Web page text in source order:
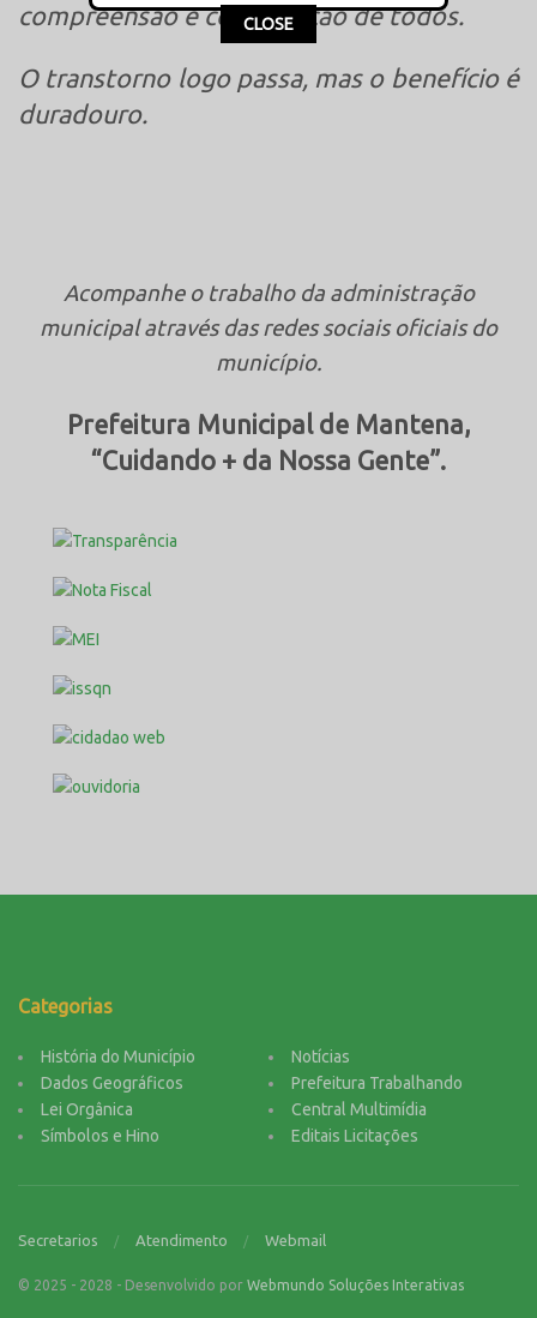
compreensão e colaboração de todos.
O transtorno logo passa, mas o benefício é
duradouro.
Acompanhe o trabalho da administração
municipal através das redes sociais oficiais do
município.
Prefeitura Municipal de Mantena,
“Cuidando + da Nossa Gente”.
Categorias
História do Município
Dados Geográficos
Lei Orgânica
Símbolos e Hino
Notícias
Prefeitura Trabalhando
Central Multimídia
Editais Licitações
Secretarios Atendimento Webmail
© 2025 - 2028 - Desenvolvido por Webmundo Soluções Interativas
This popup will close in: 15
CLOSE